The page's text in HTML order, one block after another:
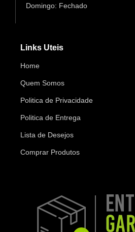
Domingo: Fechado
Links Uteis
Home
Quem Somos
Politica de Privacidade
Politica de Entrega
Lista de Desejos
Comprar Produtos